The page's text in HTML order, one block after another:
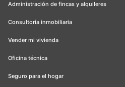
Administración de fincas y alquileres
Consultoría inmobiliaria
Vender mi vivienda
Oficina técnica
Seguro para el hogar